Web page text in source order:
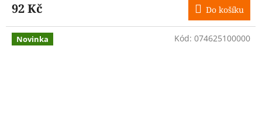
92 Kč Do košíku
Novinka Kód: 074625100000